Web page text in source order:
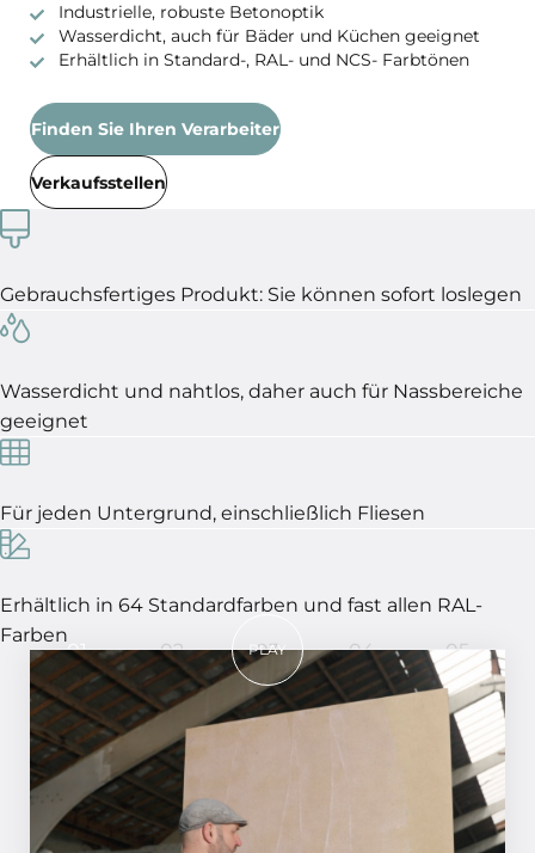
Industrielle, robuste Betonoptik
Wasserdicht, auch für Bäder und Küchen geeignet
Erhältlich in Standard-, RAL- und NCS- Farbtönen
Finden Sie Ihren Verarbeiter
Verkaufsstellen
Gebrauchsfertiges Produkt: Sie können sofort loslegen
Wasserdicht und nahtlos, daher auch für Nassbereiche
geeignet
Für jeden Untergrund, einschließlich Fliesen
Erhältlich in 64 Standardfarben und fast allen RAL-
Farben
PLAY
01 02 03 04 05
In 5 Schritten ein perfektes
Ergebnis!
SCHRITT 01
Grundieren Sie die Oberfläche mit
Basebeton Primer. Haben Sie einen